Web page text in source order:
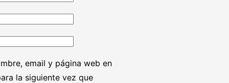
email y página web en
la siguiente vez que